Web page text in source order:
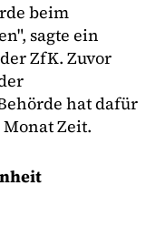
beim
sagte ein
ZfK. Zuvor
hat dafür
Zeit.